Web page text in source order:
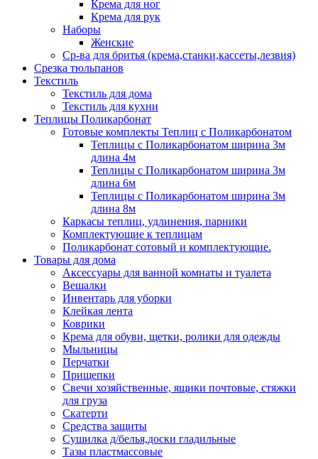
Крема для ног
Крема для рук
Наборы
Женские
Ср-ва для бритья (крема,станки,кассеты,лезвия)
Срезка тюльпанов
Текстиль
Текстиль для дома
Текстиль для кухни
Теплицы Поликарбонат
Готовые комплекты Теплиц с Поликарбонатом
Теплицы с Поликарбонатом ширина 3м
длина 4м
Теплицы с Поликарбонатом ширина 3м
длина 6м
Теплицы с Поликарбонатом ширина 3м
длина 8м
Каркасы теплиц, удлинения, парники
Комплектующие к теплицам
Поликарбонат сотовый и комплектующие.
Товары для дома
Аксессуары для ванной комнаты и туалета
Вешалки
Инвентарь для уборки
Клейкая лента
Коврики
Крема для обуви, щетки, ролики для одежды
Мыльницы
Перчатки
Прищепки
Свечи хозяйственные, ящики почтовые, стяжки
для груза
Скатерти
Средства защиты
Сушилка д/белья,доски гладильные
Тазы пластмассовые